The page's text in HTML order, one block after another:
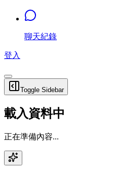
聊天紀錄
登入
Toggle Sidebar
載入資料中
正在準備內容...